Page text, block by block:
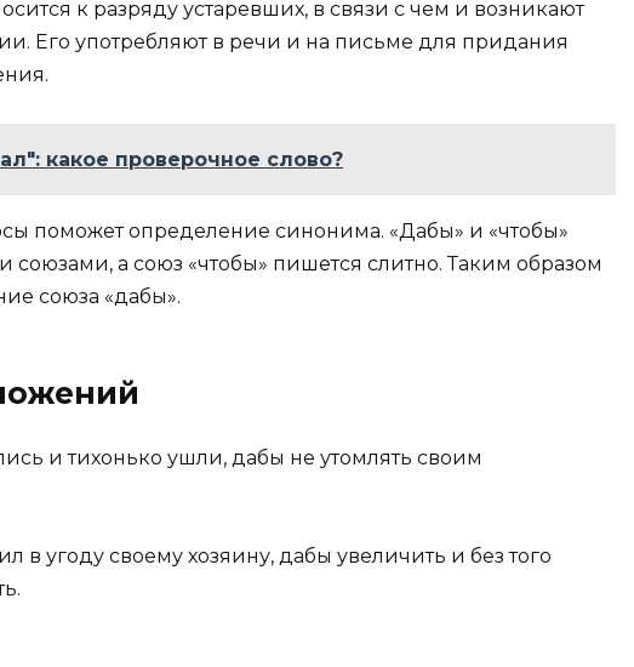
к разряду устаревших, в связи с чем и возникают
Его употребляют в речи и на письме для придания
какое проверочное слово?
поможет определение синонима. «Дабы» и «чтобы»
а союз «чтобы» пишется слитно. Таким образом
союза «дабы».
и тихонько ушли, дабы не утомлять своим
в угоду своему хозяину, дабы увеличить и без того